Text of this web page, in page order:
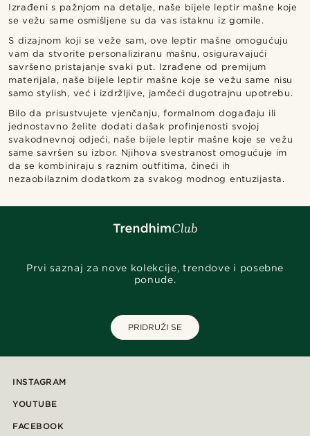
Izrađeni s pažnjom na detalje, naše bijele leptir mašne koje
se vežu same osmišljene su da vas istaknu iz gomile.
S dizajnom koji se veže sam, ove leptir mašne omogućuju
vam da stvorite personaliziranu mašnu, osiguravajući
savršeno pristajanje svaki put. Izrađene od premijum
materijala, naše bijele leptir mašne koje se vežu same nisu
samo stylish, već i izdržljive, jamčeći dugotrajnu upotrebu.
Bilo da prisustvujete vjenčanju, formalnom događaju ili
jednostavno želite dodati dašak profinjenosti svojoj
svakodnevnoj odjeći, naše bijele leptir mašne koje se vežu
same savršen su izbor. Njihova svestranost omogućuje im
da se kombiniraju s raznim outfitima, čineći ih
nezaobilaznim dodatkom za svakog modnog entuzijasta.
Prvi saznaj za nove kolekcije, trendove i posebne
ponude.
PRIDRUŽI SE
INSTAGRAM
YOUTUBE
FACEBOOK